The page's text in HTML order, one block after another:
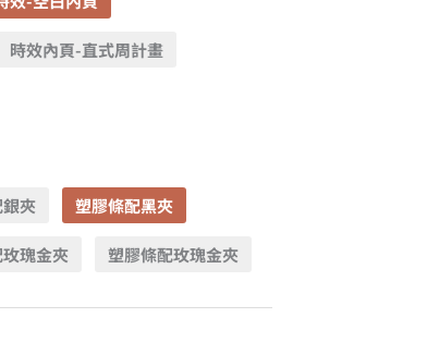
時效內頁-直式周計畫
夾 塑膠條配黑夾
瑰金夾 塑膠條配玫瑰金夾